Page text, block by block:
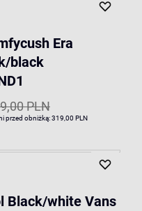
Era
black
PLN
przed obniżką:319,00 PLN
Black/white Vans